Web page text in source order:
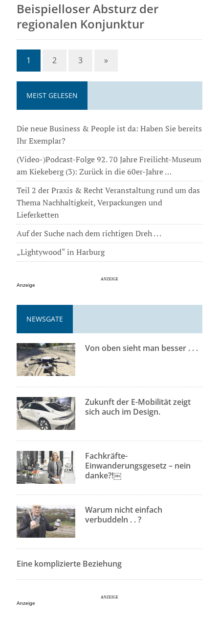
Beispielloser Absturz der
regionalen Konjunktur
1 2 3 »
MEIST GELESEN
Die neue Business & People ist da: Haben Sie bereits
Ihr Exemplar?
(Video-)Podcast-Folge 92. 70 Jahre Freilicht-Museum
am Kiekeberg (3): Zurück in die 60er-Jahre …
Teil 2 der Praxis & Recht Veranstaltung rund um das
Thema Nachhaltigkeit, Verpackungen und
Lieferketten
Auf der Suche nach dem richtigen Dreh . . .
„Lightywood“ in Harburg
Anzeige
NEWSGATE
Von oben sieht man besser . . .
Zukunft der E-Mobilität zeigt
sich auch im Design.
Fachkräfte-
Einwanderungsgesetz – nein
danke?!￼
Warum nicht einfach
verbuddeln . . ?
Eine komplizierte Beziehung
Anzeige